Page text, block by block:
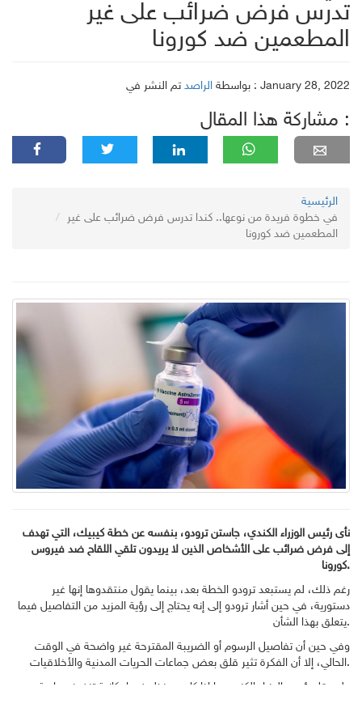
تدرس فرض ضرائب على غير
المطعمين ضد كورونا
بواسطة الراصد تم النشر في : January 28, 2022
مشاركة هذا المقال :
الرئيسية
في خطوة فريدة من نوعها.. كندا تدرس فرض ضرائب على غير
المطعمين ضد كورونا
نأى رئيس الوزراء الكندي، جاستن ترودو، بنفسه عن خطة كيبيك، التي تهدف
إلى فرض ضرائب على الأشخاص الذين لا يريدون تلقي اللقاح ضد فيروس
كورونا.
رغم ذلك، لم يستبعد ترودو الخطة بعد، بينما يقول منتقدوها إنها غير
دستورية، في حين أشار ترودو إلى إنه يحتاج إلى رؤية المزيد من التفاصيل فيما
يتعلق بهذا الشأن.
وفي حين أن تفاصيل الرسوم أو الضريبة المقترحة غير واضحة في الوقت
الحالي، إلا أن الفكرة تثير قلق بعض جماعات الحريات المدنية والأخلاقيات.
ولم يقل رئيس الوزراء الكندي ما إذا كان سينظر في إمكانية تنفيذ سياسة